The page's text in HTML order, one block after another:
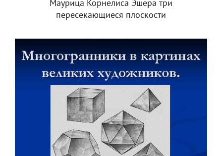
Маурица Корнелиса Эшера три
пересекающиеся плоскости